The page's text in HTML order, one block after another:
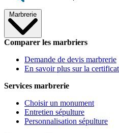
Marbrerie
Comparer les marbriers
Demande de devis marbrerie
En savoir plus sur la
Services marbrerie
Choisir un monument
Entretien sépulture
Personnalisation sépulture